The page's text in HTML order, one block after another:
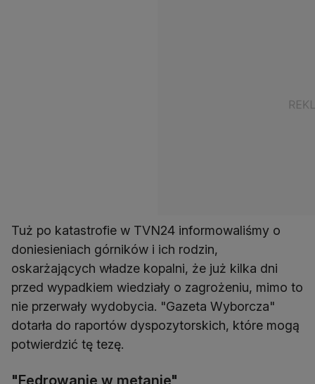
Tuż po katastrofie w TVN24 informowaliśmy o
doniesieniach górników i ich rodzin,
oskarżających władze kopalni, że już kilka dni
przed wypadkiem wiedziały o zagrożeniu, mimo to
nie przerwały wydobycia. "Gazeta Wyborcza"
dotarła do raportów dyspozytorskich, które mogą
potwierdzić tę tezę.
"Fedrowanie w metanie"